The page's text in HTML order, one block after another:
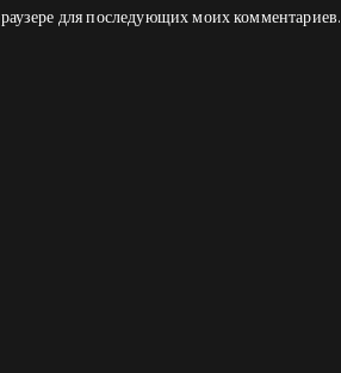
для последующих моих комментариев.